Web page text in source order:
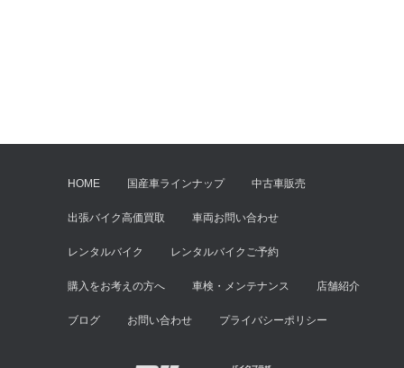
HOME 国産車ラインナップ 中古車販売
出張バイク高価買取 車両お問い合わせ
レンタルバイク レンタルバイクご予約
購入をお考えの方へ 車検・メンテナンス 店舗紹介
ブログ お問い合わせ プライバシーポリシー